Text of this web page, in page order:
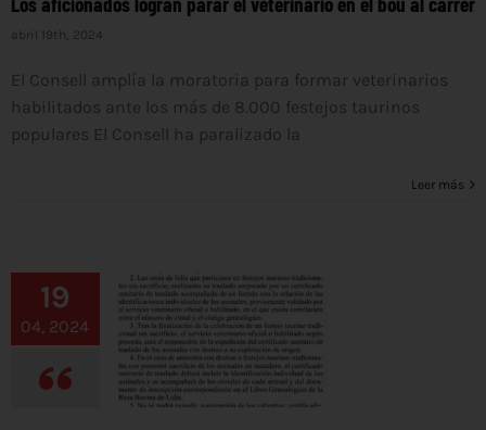
abril 19th, 2024
El Consell amplía la moratoria para formar veterinarios
habilitados ante los más de 8.000 festejos taurinos
populares El Consell ha paralizado la
Leer más
19
04, 2024